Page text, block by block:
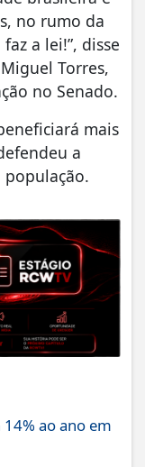
no rumo da
a lei!”, disse
Torres,
no Senado.
mais
a
população.
ao ano em